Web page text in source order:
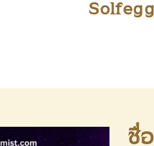
CONTACT
ชื่